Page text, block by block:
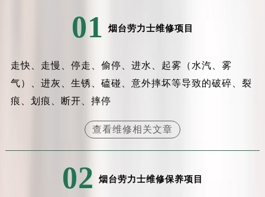
01 烟台劳力士维修项目
走快、走慢、停走、偷停、进水、起雾（水汽、雾
气）、进灰、生锈、磕碰、意外摔坏等导致的破碎、裂
痕、划痕、断开、摔停
查看维修相关文章
02 烟台劳力士维修保养项目